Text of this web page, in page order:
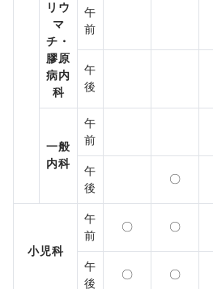
リウ
マ
チ・
膠原
病内
科
午
前
午
後
一般
内科
午
前
午
後
〇
小児科
午
前
〇 〇
午
後
〇 〇